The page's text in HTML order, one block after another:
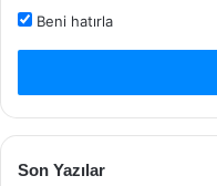
Beni hatırla
Son Yazılar